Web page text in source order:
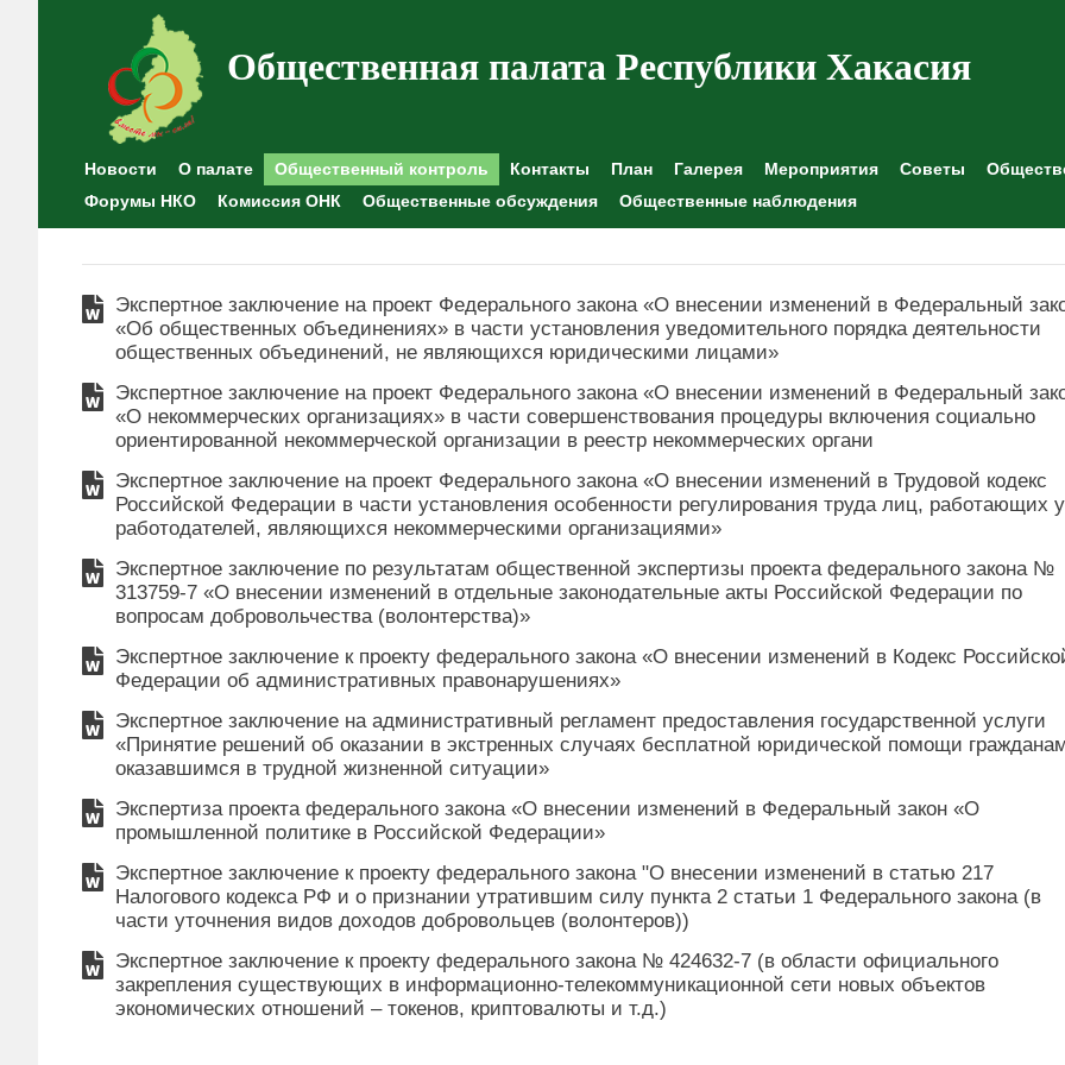
Общественная палата Республики Хакасия
Новости О палате Общественный контроль Контакты План Галерея Мероприятия Советы
Форумы НКО
Комиссия ОНК Общественные обсуждения Общественные наблюдения
Экспертное заключение на проект Федерального закона «О внесении изменений в Федеральный
«Об общественных объединениях» в части установления уведомительного порядка деятельности
общественных объединений, не являющихся юридическими лицами»
Экспертное заключение на проект Федерального закона «О внесении изменений в Федеральный
«О некоммерческих организациях» в части совершенствования процедуры включения социально
ориентированной некоммерческой организации в реестр некоммерческих органи
Экспертное заключение на проект Федерального закона «О внесении изменений в Трудовой кодекс
Российской Федерации в части установления особенности регулирования труда лиц, работающих у
работодателей, являющихся некоммерческими организациями»
Экспертное заключение по результатам общественной экспертизы проекта федерального закона №
313759-7 «О внесении изменений в отдельные законодательные акты Российской Федерации по
вопросам добровольчества (волонтерства)»
Экспертное заключение к проекту федерального закона «О внесении изменений в Кодекс
Федерации об административных правонарушениях»
Экспертное заключение на административный регламент предоставления государственной услуги
«Принятие решений об оказании в экстренных случаях бесплатной юридической помощи
оказавшимся в трудной жизненной ситуации»
Экспертиза проекта федерального закона «О внесении изменений в Федеральный закон «О
промышленной политике в Российской Федерации»
Экспертное заключение к проекту федерального закона "О внесении изменений в статью 217
Налогового кодекса РФ и о признании утратившим силу пункта 2 статьи 1 Федерального закона (в
части уточнения видов доходов добровольцев (волонтеров))
Экспертное заключение к проекту федерального закона № 424632-7 (в области официального
закрепления существующих в информационно-телекоммуникационной сети новых объектов
экономических отношений – токенов, криптовалюты и т.д.)